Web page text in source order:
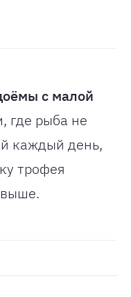
с малой
где рыба не
каждый день,
трофея